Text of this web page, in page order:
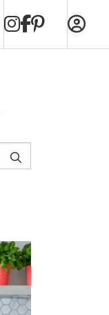
op
Instagram
op
Facebook
op
Pinterest